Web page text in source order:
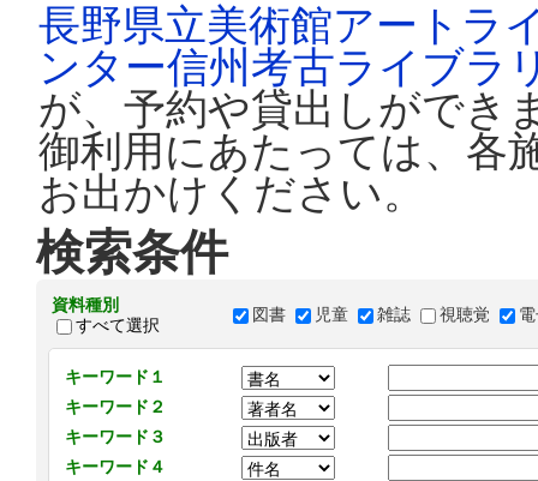
長野県立美術館アートラ
ンター信州考古ライブラ
が、予約や貸出しができ
御利用にあたっては、各
お出かけください。
検索条件
資料種別
すべて選択
図書 児童 雑誌 視聴覚
キーワード１
キーワード２
キーワード３
キーワード４